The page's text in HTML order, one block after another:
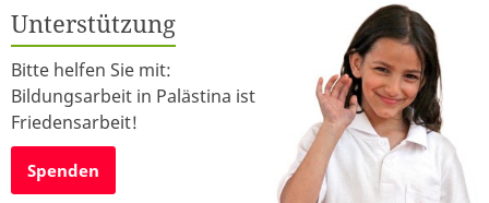
Unterstützung
Bitte helfen Sie mit:
Bildungsarbeit in Palästina ist
Friedensarbeit!
Spenden